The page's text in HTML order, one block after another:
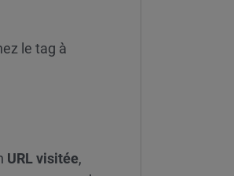
le tag à
URL visitée,